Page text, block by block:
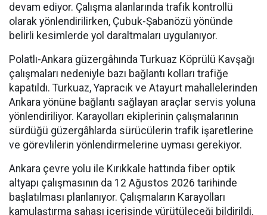
devam ediyor. Çalışma alanlarında trafik kontrollü
olarak yönlendirilirken, Çubuk-Şabanözü yönünde
belirli kesimlerde yol daraltmaları uygulanıyor.
Polatlı-Ankara güzergâhında Turkuaz Köprülü Kavşağı
çalışmaları nedeniyle bazı bağlantı kolları trafiğe
kapatıldı. Turkuaz, Yapracık ve Atayurt mahallelerinden
Ankara yönüne bağlantı sağlayan araçlar servis yoluna
yönlendiriliyor. Karayolları ekiplerinin çalışmalarının
sürdüğü güzergâhlarda sürücülerin trafik işaretlerine
ve görevlilerin yönlendirmelerine uyması gerekiyor.
Ankara çevre yolu ile Kırıkkale hattında fiber optik
altyapı çalışmasının da 12 Ağustos 2026 tarihinde
başlatılması planlanıyor. Çalışmaların Karayolları
kamulaştırma sahası içerisinde yürütüleceği bildirildi.